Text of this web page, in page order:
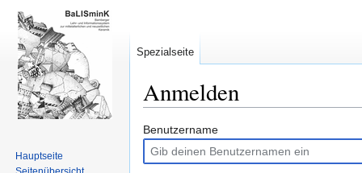
Anmelden
Zur
Navigation
springen
Zur
Suche
springen
Benutzername
Spezialseite
Hauptseite